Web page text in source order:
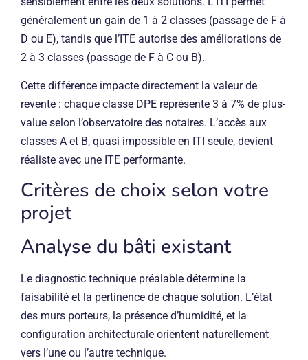
généralement un gain de 1 à 2 classes (passage de F à
D ou E), tandis que l’ITE autorise des améliorations de
2 à 3 classes (passage de F à C ou B).
Cette différence impacte directement la valeur de
revente : chaque classe DPE représente 3 à 7% de plus-
value selon l’observatoire des notaires. L’accès aux
classes A et B, quasi impossible en ITI seule, devient
réaliste avec une ITE performante.
Critères de choix selon votre
projet
Analyse du bâti existant
Le diagnostic technique préalable détermine la
faisabilité et la pertinence de chaque solution. L’état
des murs porteurs, la présence d’humidité, et la
configuration architecturale orientent naturellement
vers l’une ou l’autre technique.